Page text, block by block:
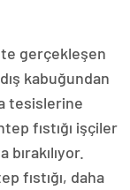
gerçekleşen
kabuğundan
tesislerine
fıstığı işçiler
fıstığı, daha